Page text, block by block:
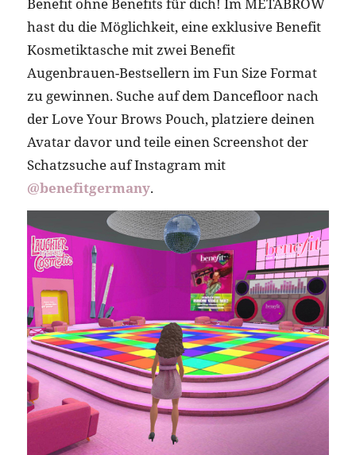
hast du die Möglichkeit, eine exklusive Benefit
Kosmetiktasche mit zwei Benefit
Augenbrauen-Bestsellern im Fun Size Format
zu gewinnen. Suche auf dem Dancefloor nach
der Love Your Brows Pouch, platziere deinen
Avatar davor und teile einen Screenshot der
Schatzsuche auf Instagram mit
@benefitgermany.